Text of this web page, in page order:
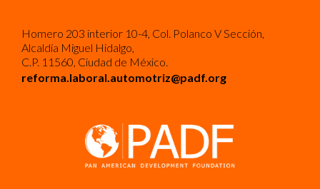
Homero 203 interior 10-4, Col. Polanco V Sección,
Alcaldía Miguel Hidalgo,
C.P. 11560, Ciudad de México.
reforma.laboral.automotriz@padf.org